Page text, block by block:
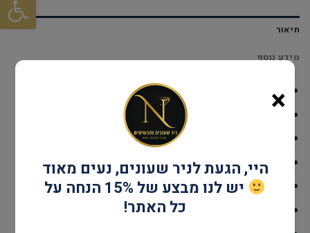
תיאור
מידע נוסף
דגם : RM1623
עמידות במים: שטיפת ידיים
אחריות: שנתיים יבואן רשמי
קוטר: 36 מ"מ
×
היי, הגעת לניר שעונים, נעים מאוד
יש לנו מבצע של 15% הנחה על
כל האתר!